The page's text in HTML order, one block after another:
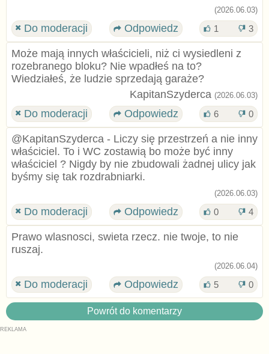
(2026.06.03)
Do moderacji Odpowiedz 1 3
Może mają innych właścicieli, niż ci wysiedleni z
rozebranego bloku? Nie wpadłeś na to?
Wiedziałeś, że ludzie sprzedają garaże?
KapitanSzyderca (2026.06.03)
Do moderacji Odpowiedz 6 0
@KapitanSzyderca - Liczy się przestrzeń a nie inny
właściciel. To i WC zostawią bo może być inny
właściciel ? Nigdy by nie zbudowali żadnej ulicy jak
byśmy się tak rozdrabniarki.
(2026.06.03)
Do moderacji Odpowiedz 0 4
Prawo wlasnosci, swieta rzecz. nie twoje, to nie
ruszaj.
(2026.06.04)
Do moderacji Odpowiedz 5 0
Powrót do komentarzy